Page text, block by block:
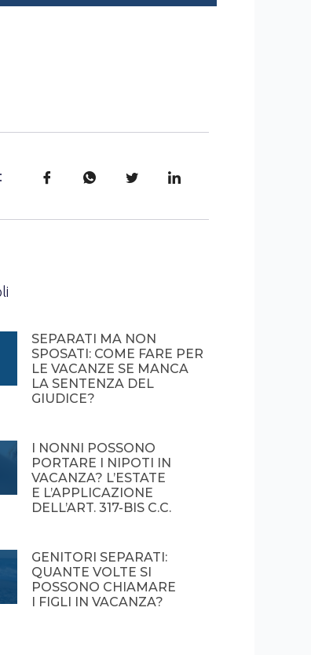
SEPARATI MA NON
SPOSATI: COME FARE PER
LE VACANZE SE MANCA
LA SENTENZA DEL
GIUDICE?
I NONNI POSSONO
PORTARE I NIPOTI IN
VACANZA? L’ESTATE
E L’APPLICAZIONE
DELL’ART. 317-BIS C.C.
GENITORI SEPARATI:
QUANTE VOLTE SI
POSSONO CHIAMARE
I FIGLI IN VACANZA?